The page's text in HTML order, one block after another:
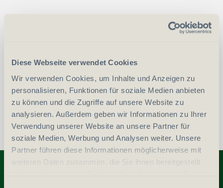
Diese Webseite verwendet Cookies
Wir verwenden Cookies, um Inhalte und Anzeigen zu
personalisieren, Funktionen für soziale Medien anbieten
zu können und die Zugriffe auf unsere Website zu
analysieren. Außerdem geben wir Informationen zu Ihrer
Verwendung unserer Website an unsere Partner für
soziale Medien, Werbung und Analysen weiter. Unsere
Partner führen diese Informationen möglicherweise mit
weiteren Daten zusammen, die Sie ihnen bereitgestellt
vergleichen
+
Entdecken Sie weitere Produkte